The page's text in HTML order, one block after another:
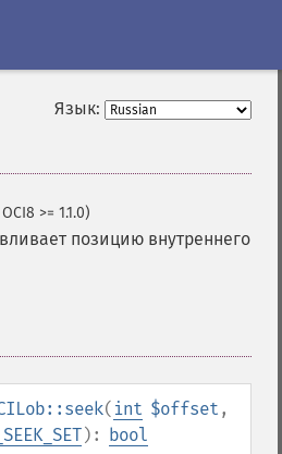
Язык:
>= 1.1.0)
позицию внутреннего
( int $offset ,
): bool